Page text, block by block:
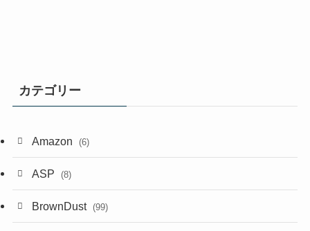
カテゴリー
Amazon (6)
ASP (8)
BrownDust (99)